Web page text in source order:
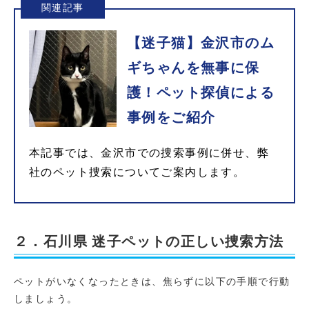
関連記事
【迷子猫】金沢市のム
ギちゃんを無事に保
護！ペット探偵による
事例をご紹介
本記事では、金沢市での捜索事例に併せ、弊
社のペット捜索についてご案内します。
２．石川県 迷子ペットの正しい捜索方法
ペットがいなくなったときは、焦らずに以下の手順で行動
しましょう。